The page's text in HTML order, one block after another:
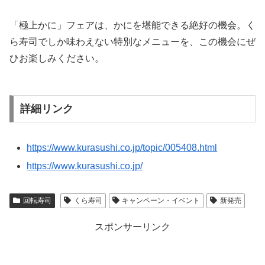
「極上かに」フェアは、かにを堪能できる絶好の機会。く
ら寿司でしか味わえない特別なメニューを、この機会にぜ
ひお楽しみください。
詳細リンク
https://www.kurasushi.co.jp/topic/005408.html
https://www.kurasushi.co.jp/
回転寿司 くら寿司 キャンペーン・イベント 新発売
スポンサーリンク